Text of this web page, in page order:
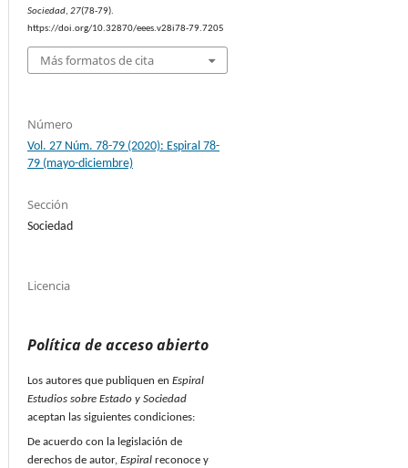
Sociedad, 27(78-79).
https://doi.org/10.32870/eees.v28i78-79.7205
Más formatos de cita
Número
Vol. 27 Núm. 78-79 (2020): Espiral 78-
79 (mayo-diciembre)
Sección
Sociedad
Licencia
Política de acceso abierto
Los autores que publiquen en Espiral
Estudios sobre Estado y Sociedad
aceptan las siguientes condiciones:
De acuerdo con la legislación de
derechos de autor, Espiral reconoce y